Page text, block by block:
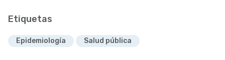
Etiquetas
Epidemiología Salud pública